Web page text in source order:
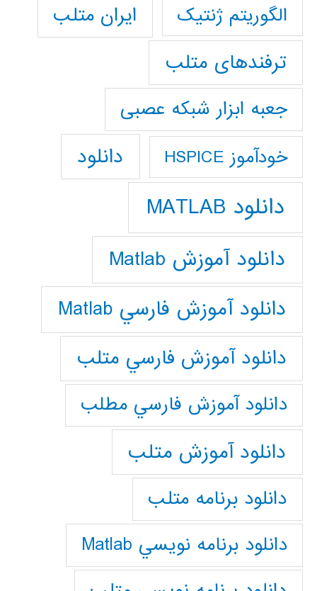
الگوریتم ژنتیک
ایران متلب
ترفندهای متلب
جعبه ابزار شبکه عصبی
خودآموز HSPICE دانلود
دانلود MATLAB
دانلود آموزش Matlab
دانلود آموزش فارسي Matlab
دانلود آموزش فارسي متلب
دانلود آموزش فارسي مطلب
دانلود آموزش متلب
دانلود برنامه متلب
دانلود برنامه نويسي Matlab